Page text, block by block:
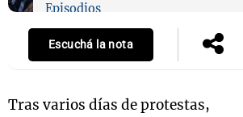
Episodios
Escuchá la nota
Tras varios días de protestas,